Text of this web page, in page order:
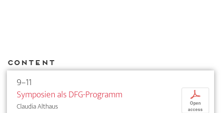
Content
9–11
Symposien als DFG-Programm
Claudia Althaus
p
Open
access